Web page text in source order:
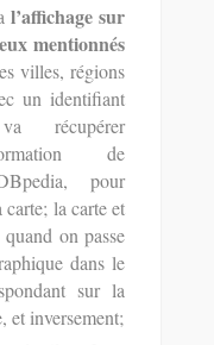
l’affichage sur
mentionnés
villes, régions
un identifiant
récupérer
de
pour
la carte et
on passe
dans le
sur la
et inversement;